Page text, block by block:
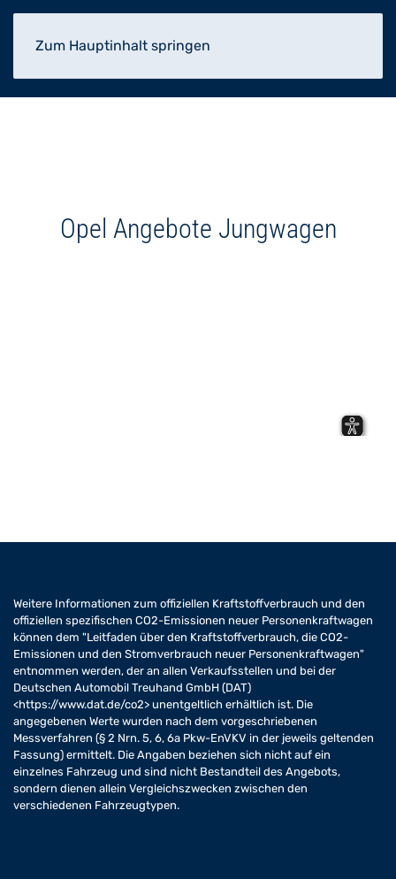
Zum Hauptinhalt springen
Opel Angebote Jungwagen
Weitere Informationen zum offiziellen Kraftstoffverbrauch und den
offiziellen spezifischen CO2-Emissionen neuer Personenkraftwagen
können dem "Leitfaden über den Kraftstoffverbrauch, die CO2-
Emissionen und den Stromverbrauch neuer Personenkraftwagen"
entnommen werden, der an allen Verkaufsstellen und bei der
Deutschen Automobil Treuhand GmbH (DAT)
<https://www.dat.de/co2> unentgeltlich erhältlich ist. Die
angegebenen Werte wurden nach dem vorgeschriebenen
Messverfahren (§ 2 Nrn. 5, 6, 6a Pkw-EnVKV in der jeweils geltenden
Fassung) ermittelt. Die Angaben beziehen sich nicht auf ein
einzelnes Fahrzeug und sind nicht Bestandteil des Angebots,
sondern dienen allein Vergleichszwecken zwischen den
verschiedenen Fahrzeugtypen.